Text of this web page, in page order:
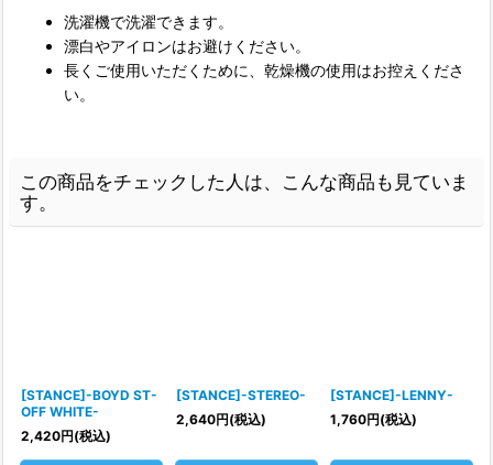
洗濯機で洗濯できます。
漂白やアイロンはお避けください。
長くご使用いただくために、乾燥機の使用はお控えくださ
い。
この商品をチェックした人は、こんな商品も見ていま
す。
[STANCE]-BOYD ST-
OFF WHITE-
2,420円(税込)
[STANCE]-STEREO-
2,640円(税込)
[STANCE]-LENNY-
1,760円(税込)